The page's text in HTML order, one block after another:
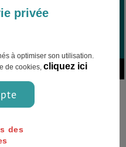
êtes un adepte de la
à Stockholm. Pour y
privée
à optimiser son utilisation.
de cookies,cliquez ici
des